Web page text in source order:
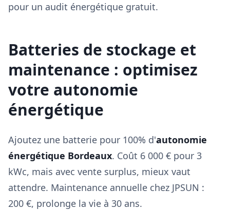
pour un audit énergétique gratuit.
Batteries de stockage et
maintenance : optimisez
votre autonomie
énergétique
Ajoutez une batterie pour 100% d'autonomie
énergétique Bordeaux. Coût 6 000 € pour 3
kWc, mais avec vente surplus, mieux vaut
attendre. Maintenance annuelle chez JPSUN :
200 €, prolonge la vie à 30 ans.